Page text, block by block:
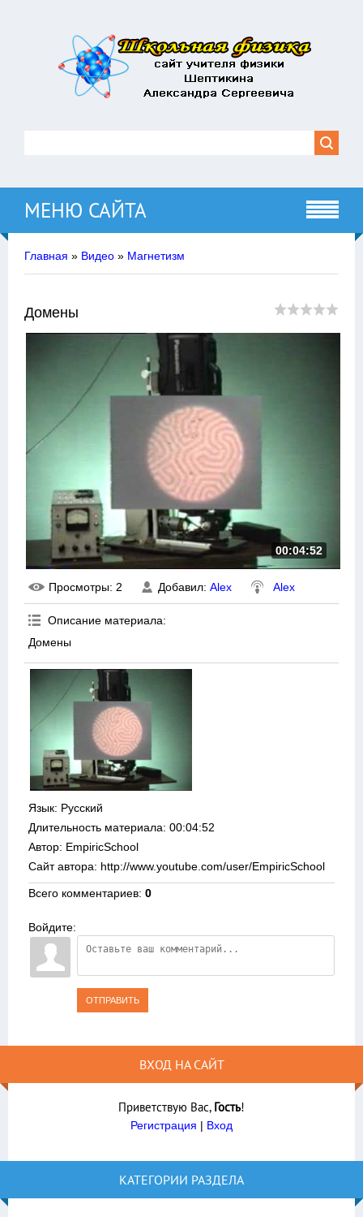
МЕНЮ САЙТА
Главная » Видео » Магнетизм
Домены
00:04:52
Просмотры: 2 Добавил: Alex Alex
Описание материала:
Домены
Язык: Русский
Длительность материала: 00:04:52
Автор: EmpiricSchool
Сайт автора: http://www.youtube.com/user/EmpiricSchool
Всего комментариев: 0
Войдите:
ОТПРАВИТЬ
ВХОД НА САЙТ
Приветствую Вас, Гость!
Регистрация | Вход
КАТЕГОРИИ РАЗДЕЛА